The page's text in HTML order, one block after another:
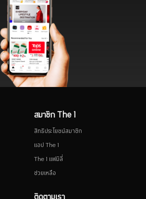
สมาชิก The 1
สิทธิประโยชน์สมาชิก
แอป The 1
The 1 แฟมิลี่
ช่วยเหลือ